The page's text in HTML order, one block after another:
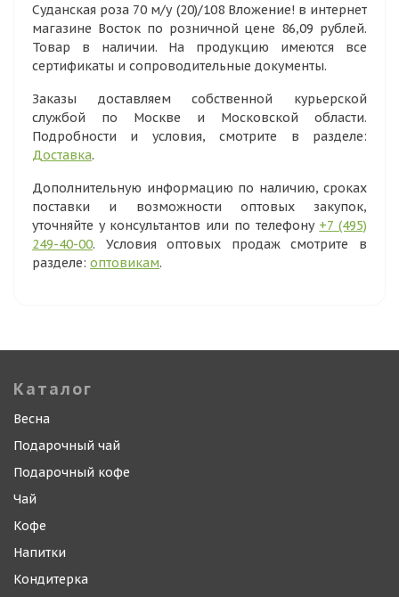
Суданская роза 70 м/у (20)/108 Вложение! в интернет
магазине Восток по розничной цене 86,09 рублей.
Товар в наличии. На продукцию имеются все
сертификаты и сопроводительные документы.
Заказы доставляем собственной курьерской
службой по Москве и Московской области.
Подробности и условия, смотрите в разделе:
Доставка.
Дополнительную информацию по наличию, сроках
поставки и возможности оптовых закупок,
уточняйте у консультантов или по телефону +7 (495)
249-40-00. Условия оптовых продаж смотрите в
разделе: оптовикам.
Каталог
Весна
Подарочный чай
Подарочный кофе
Чай
Кофе
Напитки
Кондитерка